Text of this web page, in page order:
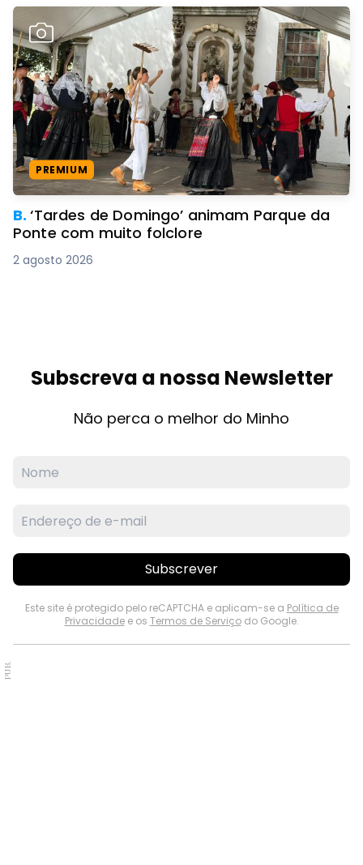
PREMIUM
B.‘Tardes de Domingo’ animam Parque da
Ponte com muito folclore
2 agosto 2026
Subscreva a nossa Newsletter
Não perca o melhor do Minho
Subscrever
Este site é protegido pelo reCAPTCHA e aplicam-se a Política de
Privacidadee os Termos de Serviçodo Google.
PUB.